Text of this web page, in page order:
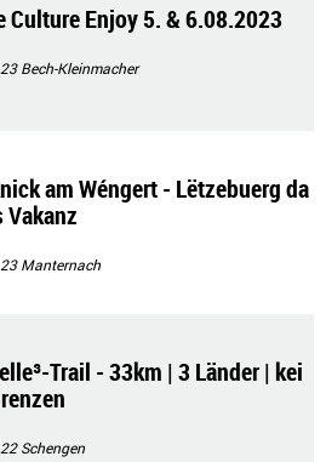
Culture Enjoy 5. & 6.08.2023
Bech-Kleinmacher
am Wéngert - Lëtzebuerg da
Vakanz
Manternach
Trail - 33km | 3 Länder | kei
Schengen